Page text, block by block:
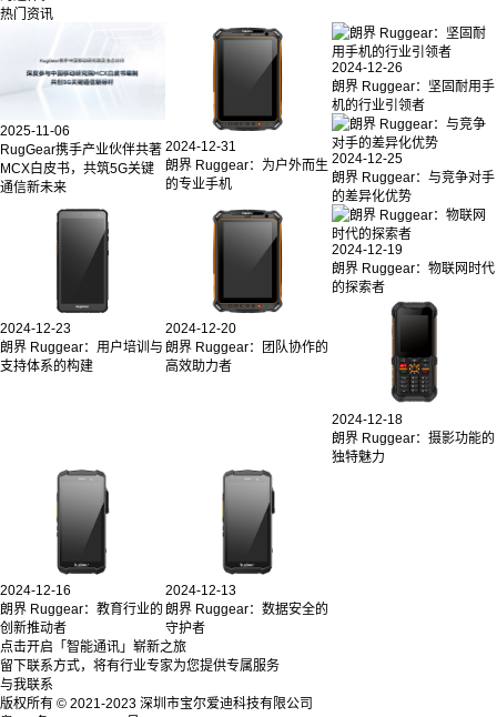
热门资讯
2025-11-06
RugGear携手产业伙伴共著
MCX白皮书，共筑5G关键
通信新未来
2024-12-31
朗界 Ruggear：为户外而生
的专业手机
2024-12-26
朗界 Ruggear：坚固耐用手
机的行业引领者
2024-12-25
朗界 Ruggear：与竞争对手
的差异化优势
2024-12-23
朗界 Ruggear：用户培训与
支持体系的构建
2024-12-20
朗界 Ruggear：团队协作的
高效助力者
2024-12-19
朗界 Ruggear：物联网时代
的探索者
2024-12-18
朗界 Ruggear：摄影功能的
独特魅力
2024-12-16
朗界 Ruggear：教育行业的
创新推动者
2024-12-13
朗界 Ruggear：数据安全的
守护者
点击开启「智能通讯」崭新之旅
留下联系方式，将有行业专家为您提供专属服务
与我联系
版权所有 © 2021-2023 深圳市宝尔爱迪科技有限公司